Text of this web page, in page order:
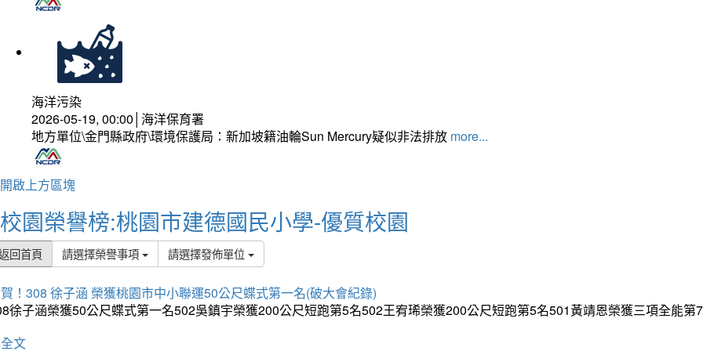
海洋污染
2026-05-19, 00:00│海洋保育署
地方單位\金門縣政府\環境保護局：新加坡籍油輪Sun Mercury疑似非法排放 more...
開啟上方區塊
校園榮譽榜:桃園市建德國民小學-優質校園
回首頁 請選擇榮譽事項 請選擇發佈單位
！308 徐子涵 榮獲桃園市中小聯運50公尺蝶式第一名(破大會紀錄)
徐子涵榮獲50公尺蝶式第一名502吳鎮宇榮獲200公尺短跑第5名502王宥琋榮獲200公尺短跑第5名501黃靖恩榮獲三項全能第
文